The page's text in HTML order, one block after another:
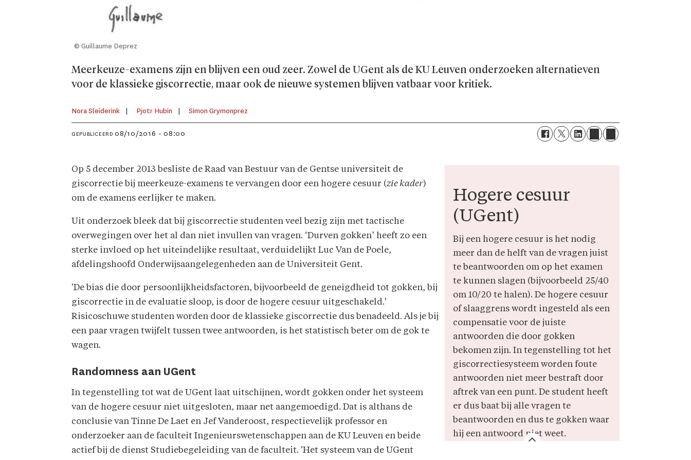
© Guillaume Deprez
Meerkeuze-examens zijn en blijven een oud zeer. Zowel de UGent als de KU Leuven onderzoeken alternatieven
voor de klassieke giscorrectie, maar ook de nieuwe systemen blijven vatbaar voor kritiek.
Nora Sleiderink Pjotr Hubin Simon Grymonprez
GEPUBLICEERD 08/10/2016 - 08:00
Hogere cesuur
(UGent)
Bij een hogere cesuur is het nodig
meer dan de helft van de vragen juist
te beantwoorden om op het examen
te kunnen slagen (bijvoorbeeld 25/40
om 10/20 te halen). De hogere cesuur
of slaaggrens wordt ingesteld als een
compensatie voor de juiste
antwoorden die door gokken
bekomen zijn. In tegenstelling tot het
giscorrectiesysteem worden foute
antwoorden niet meer bestraft door
aftrek van een punt. De student heeft
er dus baat bij alle vragen te
beantwoorden en dus te gokken waar
hij een antwoord niet weet.
Op 5 december 2013 besliste de Raad van Bestuur van de Gentse universiteit de
giscorrectie bij meerkeuze-examens te vervangen door een hogere cesuur (zie kader)
om de examens eerlijker te maken.
Uit onderzoek bleek dat bij giscorrectie studenten veel bezig zijn met tactische
overwegingen over het al dan niet invullen van vragen. ‘Durven gokken’ heeft zo een
sterke invloed op het uiteindelijke resultaat, verduidelijkt Luc Van de Poele,
afdelingshoofd Onderwijsaangelegenheden aan de Universiteit Gent.
'De bias die door persoonlijkheidsfactoren, bijvoorbeeld de geneigdheid tot gokken, bij
giscorrectie in de evaluatie sloop, is door de hogere cesuur uitgeschakeld.'
Risicoschuwe studenten worden door de klassieke giscorrectie dus benadeeld. Als je bij
een paar vragen twijfelt tussen twee antwoorden, is het statistisch beter om de gok te
wagen.
Randomness aan UGent
In tegenstelling tot wat de UGent laat uitschijnen, wordt gokken onder het systeem
van de hogere cesuur niet uitgesloten, maar net aangemoedigd. Dat is althans de
conclusie van Tinne De Laet en Jef Vanderoost, respectievelijk professor en
onderzoeker aan de faculteit Ingenieurswetenschappen aan de KU Leuven en beide
actief bij de dienst Studiebegeleiding van de faculteit. 'Het systeem van de UGent